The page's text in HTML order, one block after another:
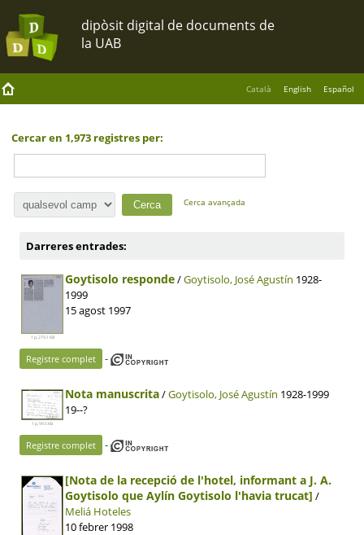
Català English Español
Cercar en 1,973 registres per:
Cerca avançada
Darreres entrades:
1 p, 279.1 KB
Goytisolo responde/Goytisolo, José Agustín 1928-
1999
15 agost 1997
Registre complet -
1 p, 99.5 KB
Nota manuscrita/Goytisolo, José Agustín 1928-1999
19--?
Registre complet -
[Nota de la recepció de l'hotel, informant a J. A.
Goytisolo que Aylín Goytisolo l'havia trucat] /
Meliá Hoteles
10 febrer 1998